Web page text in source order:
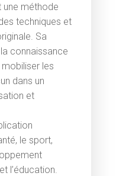
une méthode
techniques et
Sa
connaissance
les
dans un
et
le sport,
l’éducation.